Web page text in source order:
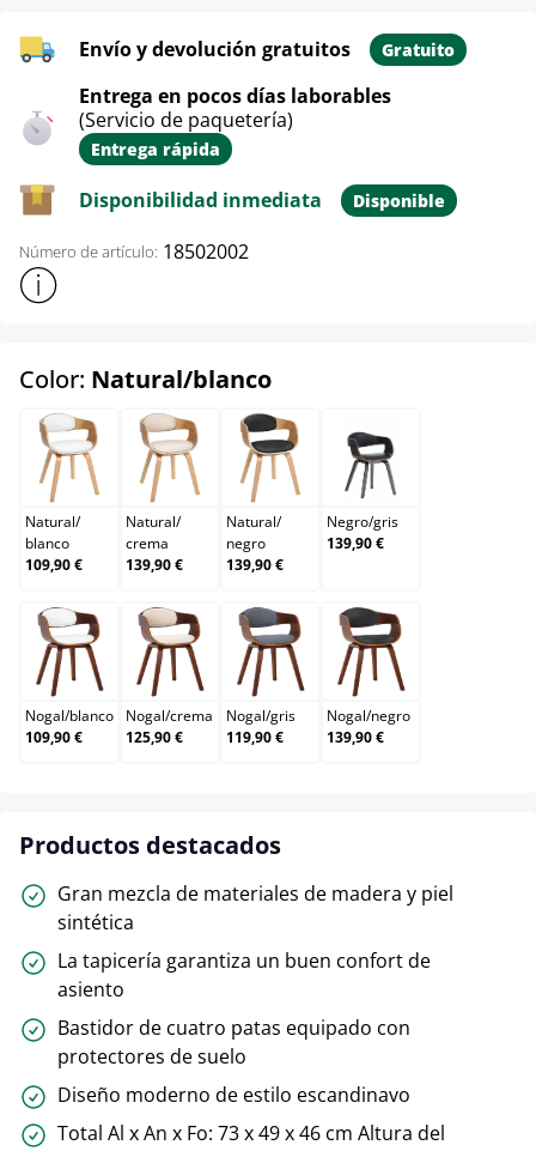
Envío y devolución gratuitos Gratuito
Entrega en pocos días laborables
(Servicio de paquetería)
Entrega rápida
Disponibilidad inmediata Disponible
Número de artículo: 18502002
Mostrar más información sobre el producto
Color: Natural/blancoselect
Natural/blanco
Natural/
blanco
109,90 €
Natural/crema
Natural/
crema
139,90 €
Natural/negro
Natural/
negro
139,90 €
Negro/gris
Negro/gris
139,90 €
Nogal/blanco
Nogal/blanco
109,90 €
Nogal/crema
Nogal/crema
125,90 €
Nogal/gris
Nogal/gris
119,90 €
Nogal/negro
Nogal/negro
139,90 €
Productos destacados
Gran mezcla de materiales de madera y piel
sintética
La tapicería garantiza un buen confort de
asiento
Bastidor de cuatro patas equipado con
protectores de suelo
Diseño moderno de estilo escandinavo
Total Al x An x Fo: 73 x 49 x 46 cm Altura del